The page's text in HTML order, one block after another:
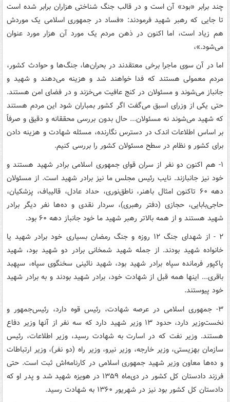
چند برابر «بود» آن است و در قالب جنگ شناختی هزاران برابر شده است
تا جایی که رهبر شهید فرمودند: «فساد در جمهوری اسلامی یک موردش
هم زیاد است، اما اکنون در ذهن مردم یک مورد آن هزار مورد عنوان
می‌شود.»،
اما در آن سوی ماجرا برخی معتقدند در بحران‌ها، جنگ‌ها و حوادث کشور،
مردم معمولی هستند که فدا خواهند شد و هزینه می‌دهند و شهید و
جانباز می‌شوند و مسئولان در کنج عافیت می‌خزند و در فضای امن هستند.
حتی یکی از وزرای اسبق می‌گفت اگر کشور بمباران شود این مردم هستند
که شهید می‌شوند نه مسئولان... حال بدون بررسی محققانه و دقیق و صرفاً
بر اساس اطلاعات اندک در دسترس نگارنده، مسئله شهادت و هزینه دادن
برای کشور و نظام در سطح مسئولان کشور را بررسی کنیم.
١- هم اکنون دو نفر از سران قوای جمهوری اسلامی برادر شهید هستند و
خود نیز جانبازند. نایب رئیس مجلس ما نیز برادر شهید است. از مسئولان
دهه ۶۰ تاکنون امثال باهنر، ناطق‌نوری، حداد عادل، قالیباف، پزشکیان،
حاجی‌بابایی، حجازی (دفتر رهبری)، سردار نقدی و ده‌ها نفر دیگر برادر
شهید هستند و از همه بالاتر رهبر شهید ما خود جانباز دهه ۶۰ بود.
۲ - از شهدای جنگ ۱۲ روزه و جنگ رمضان بسیاری خود برادر شهید یا
خانواده شهید بودند. از جمله شهید شمخانی برادر دو شهید بود، شهید
پاکپور فرمانده سپاه برادر شهید بود، شهید نائینی سخنگوی سپاه، سپهبد
باقری... اینها همه قبل از شهادت خود، برادر شهید بودند و به برادر شهید
خود پیوستند.
۳- جمهوری اسلامی در عرصه شهادت، رئیس قوه دارد، رئیس‌جمهور و
نخست‌وزیر دارد، حدود ۱۳ وزیر شهید دارد که سه نفر از آنها وزیر دفاع
هستند. وزیر نفت که در اسارت به شهادت رسید، وزیر اطلاعات، رئیس
سازمان بهزیستی، وزیر خارجه، وزیر نیرو، وزیر راه (دو نفر)، وزیر ارتباطات
و ده‌ها معاون وزیر شهید جمهوری اسلامی در کارنامه‌اش ثبت است. حتی
فرزند دادستان کل کشور در دی‌ماه ۱۳۵۹ در هویزه شهید شد و پدر او که
دادستان کل کشور بود نیز در شهریور ۱۳۶۰ به شهادت رسید.